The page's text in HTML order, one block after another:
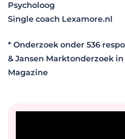
Psycholoog
Single coach Lexamore.nl
* Onderzoek onder 536
& Jansen Marktonderzoek
Magazine